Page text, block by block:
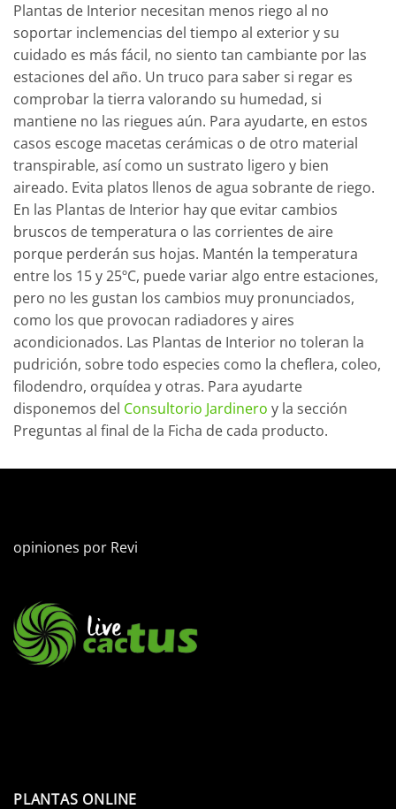
Plantas de Interior necesitan menos riego al no
soportar inclemencias del tiempo al exterior y su
cuidado es más fácil, no siento tan cambiante por las
estaciones del año. Un truco para saber si regar es
comprobar la tierra valorando su humedad, si
mantiene no las riegues aún. Para ayudarte, en estos
casos escoge macetas cerámicas o de otro material
transpirable, así como un sustrato ligero y bien
aireado. Evita platos llenos de agua sobrante de riego.
En las Plantas de Interior hay que evitar cambios
bruscos de temperatura o las corrientes de aire
porque perderán sus hojas. Mantén la temperatura
entre los 15 y 25ºC, puede variar algo entre estaciones,
pero no les gustan los cambios muy pronunciados,
como los que provocan radiadores y aires
acondicionados. Las Plantas de Interior no toleran la
pudrición, sobre todo especies como la cheflera, coleo,
filodendro, orquídea y otras. Para ayudarte
disponemos del Consultorio Jardinero y la sección
Preguntas al final de la Ficha de cada producto.
opiniones por Revi
PLANTAS ONLINE